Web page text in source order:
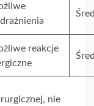
reakcje
nie